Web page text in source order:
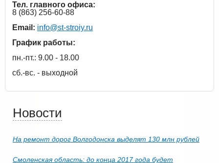
Тел. главного офиса:
8 (863) 256-60-88
Email: info@st-stroiy.ru
График работы:
пн.-пт.: 9.00 - 18.00
сб.-вс. - выходной
Новости
На ремонт дорог Волгодонска выделят 130 млн рублей
Смоленская область: до конца 2017 года будет